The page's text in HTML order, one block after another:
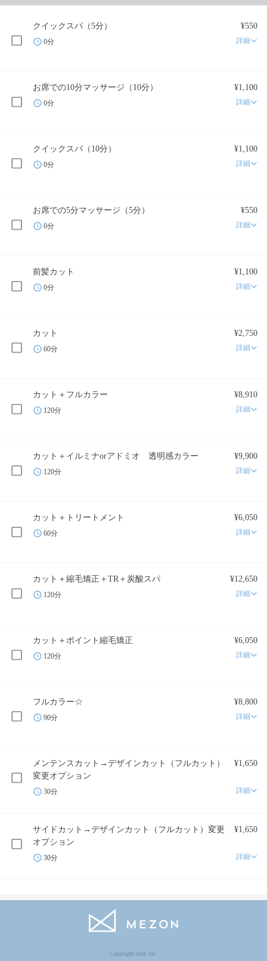
クイックスパ（5分） ¥550
0分 詳細
お席での10分マッサージ（10分） ¥1,100
0分 詳細
クイックスパ（10分） ¥1,100
0分 詳細
お席での5分マッサージ（5分） ¥550
0分 詳細
前髪カット ¥1,100
0分 詳細
カット ¥2,750
60分 詳細
カット＋フルカラー ¥8,910
120分 詳細
カット＋イルミナorアドミオ 透明感カラー ¥9,900
120分 詳細
カット＋トリートメント ¥6,050
60分 詳細
カット＋縮毛矯正＋TR＋炭酸スパ ¥12,650
120分 詳細
カット＋ポイント縮毛矯正 ¥6,050
120分 詳細
フルカラー☆ ¥8,800
90分 詳細
メンテンスカット→デザインカット（フルカット）
変更オプション
¥1,650
30分 詳細
サイドカット→デザインカット（フルカット）変更
オプション
¥1,650
30分 詳細
Copyright Jocy inc.